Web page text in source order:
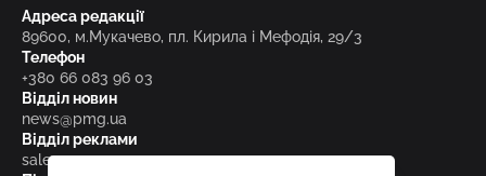
Адреса редакції
89600, м.Мукачево, пл. Кирила і Мефодія, 29/3
Телефон
+380 66 083 96 03
Відділ новин
news@pmg.ua
Відділ реклами
sales@pmg.ua